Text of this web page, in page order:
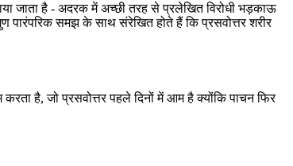
जाता है - अदरक में अच्छी तरह से प्रलेखित विरोधी भड़काऊ
समझ के साथ संरेखित होते हैं कि प्रसवोत्तर शरीर
करता है, जो प्रसवोत्तर पहले दिनों में आम है क्योंकि पाचन फिर